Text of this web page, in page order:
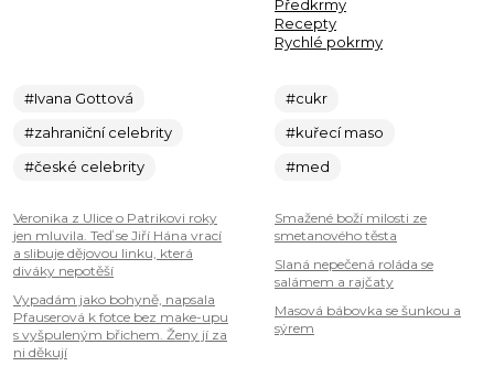
#Ivana Gottová
#zahraniční celebrity
#české celebrity
Veronika z Ulice o Patrikovi roky
jen mluvila. Teď se Jiří Hána vrací
a slibuje dějovou linku, která
diváky nepotěší
Vypadám jako bohyně, napsala
Pfauserová k fotce bez make-upu
s vyšpuleným břichem. Ženy jí za
ni děkují
Předkrmy
Recepty
Rychlé pokrmy
#cukr
#kuřecí maso
#med
Smažené boží milosti ze
smetanového těsta
Slaná nepečená roláda se
salámem a rajčaty
Masová bábovka se šunkou a
sýrem